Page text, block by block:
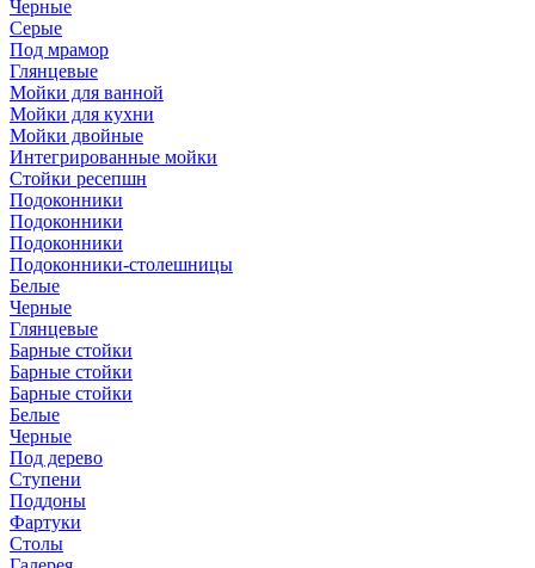
Черные
Серые
Под мрамор
Глянцевые
Мойки для ванной
Мойки для кухни
Мойки двойные
Интегрированные мойки
Стойки ресепшн
Подоконники
Подоконники
Подоконники
Подоконники-столешницы
Белые
Черные
Глянцевые
Барные стойки
Барные стойки
Барные стойки
Белые
Черные
Под дерево
Ступени
Поддоны
Фартуки
Столы